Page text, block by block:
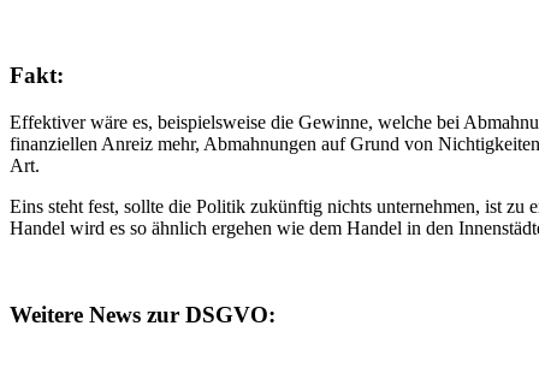
Fakt:
Effektiver wäre es, beispielsweise die Gewinne, welche bei
finanziellen Anreiz mehr, Abmahnungen auf Grund von
Art.
Eins steht fest, sollte die Politik zukünftig nichts unternehmen, ist
Handel wird es so ähnlich ergehen wie dem Handel in den
Weitere News zur DSGVO: